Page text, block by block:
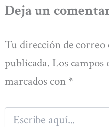
Deja un
Tu dirección de correo
publicada. Los
marcados con *
Escribe
aquí...